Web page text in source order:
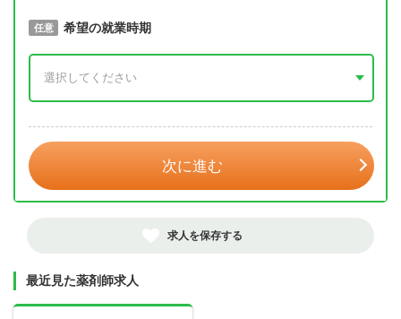
必須 取得予定年
任意 希望の就業時期
次に進む
求人を保存する
最近見た薬剤師求人